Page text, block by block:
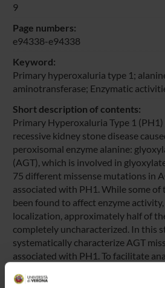
9
Page numbers:
e94338-e94338
Keyword:
Primary hyperoxaluria type 1;
aminotransferase; Enzymatic
Short description of contents:
Primary Hyperoxaluria Type 1
recessive kidney stone disease
peroxisomal enzyme alanine:
(AGT), which is involved in
75 different missense mutations in
associated with PH1. While some
been found to affect enzyme
localization, approximately half of
completely uncharacterized. In this
systematically characterize AGT
associated with PH1. To facilitate
high-throughput yeast-based
AGT specific activity, and one that